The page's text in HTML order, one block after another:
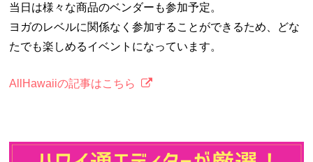
当日は様々な商品のベンダーも参加予定。
ヨガのレベルに関係なく参加することができるため、どな
たでも楽しめるイベントになっています。
AllHawaiiの記事はこちら